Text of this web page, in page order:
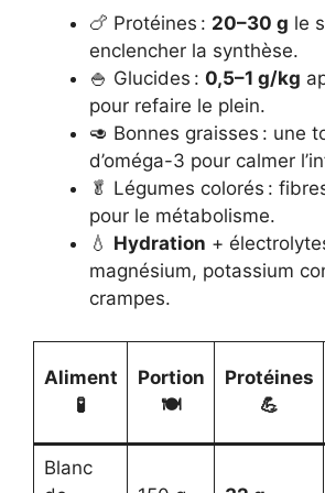
🍗 Protéines : 20–30 g le
enclencher la synthèse.
🍚 Glucides : 0,5–1 g/kg
pour refaire le plein.
🥑 Bonnes graisses : une
d’oméga-3 pour calmer
🥬 Légumes colorés :
pour le métabolisme.
💧 Hydration +
magnésium, potassium
crampes.
Aliment
🧪
Portion
🍽️
Protéines
💪
Blanc